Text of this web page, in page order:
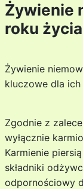
Żywienie
roku życia
Żywienie
kluczowe dla
Zgodnie z
wyłącznie
Karmienie
składniki
odpornościowy